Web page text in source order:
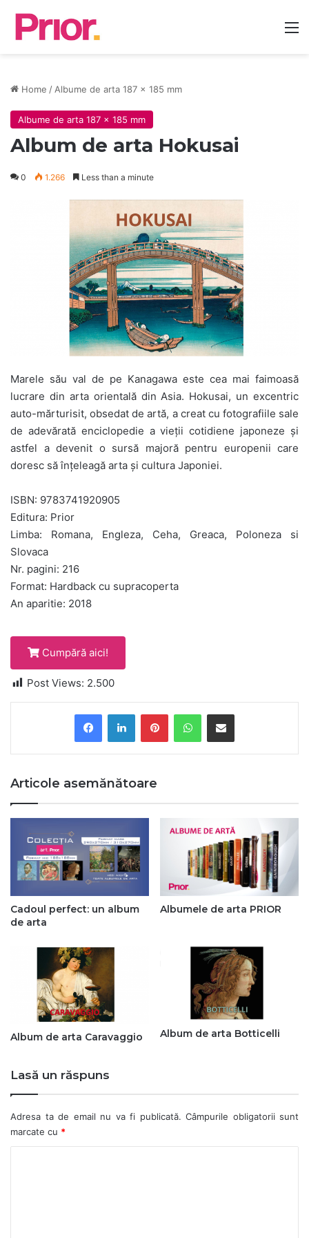
Home / Albume de arta 187 x 185 mm
Albume de arta 187 x 185 mm
Album de arta Hokusai
0 1.266 Less than a minute
Marele său val de pe Kanagawa este cea mai faimoasă
lucrare din arta orientală din Asia. Hokusai, un excentric
auto-mărturisit, obsedat de artă, a creat cu fotografiile sale
de adevărată enciclopedie a vieții cotidiene japoneze și
astfel a devenit o sursă majoră pentru europenii care
doresc să înțeleagă arta și cultura Japoniei.
ISBN: 9783741920905
Editura: Prior
Limba: Romana, Engleza, Ceha, Greaca, Poloneza si
Slovaca
Nr. pagini: 216
Format: Hardback cu supracoperta
An aparitie: 2018
Cumpără aici!
Post Views: 2.500
Articole asemănătoare
Cadoul perfect: un album
de arta
Albumele de arta PRIOR
Album de arta Caravaggio Album de arta Botticelli
Lasă un răspuns
Adresa ta de email nu va fi publicată. Câmpurile obligatorii sunt
marcate cu *